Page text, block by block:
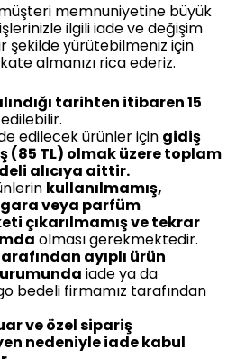
memnuniyetine büyük
ilgili iade ve değişim
şekilde yürütebilmeniz için
almanızı rica ederiz.
tarihten itibaren 15
edilecek ürünler için gidiş
(85 TL) olmak üzere toplam
alıcıya aittir.
kullanılmamış,
veya parfüm
çıkarılmamış ve tekrar
olması gerekmektedir.
ayıplı ürün
iade ya da
bedeli firmamız tarafından
ve özel sipariş
nedeniyle iade kabul